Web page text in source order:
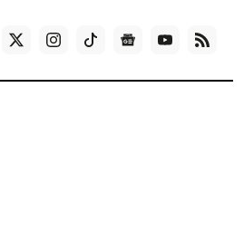
Games